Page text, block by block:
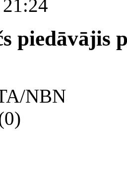
piedāvājis
NBN